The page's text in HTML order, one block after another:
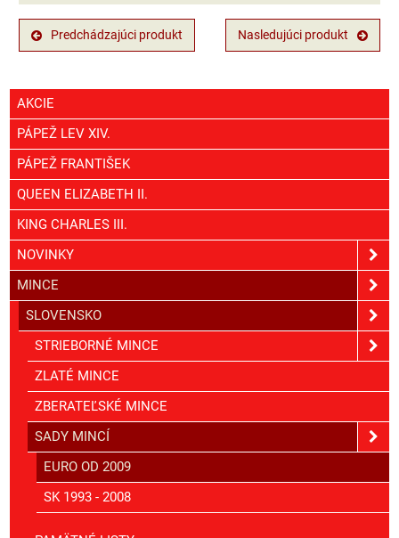
Predchádzajúci produkt Nasledujúci produkt
AKCIE
PÁPEŽ LEV XIV.
PÁPEŽ FRANTIŠEK
QUEEN ELIZABETH II.
KING CHARLES III.
NOVINKY
MINCE
SLOVENSKO
STRIEBORNÉ MINCE
ZLATÉ MINCE
ZBERATEĽSKÉ MINCE
SADY MINCÍ
EURO OD 2009
SK 1993 - 2008